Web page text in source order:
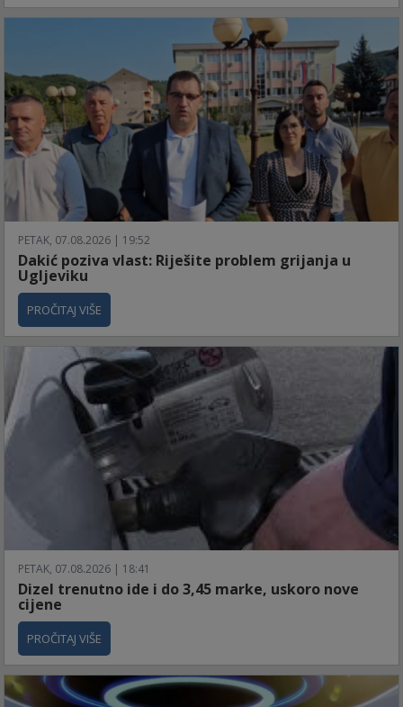
PETAK, 07.08.2026 | 19:52
Dakić poziva vlast: Riješite problem grijanja u
Ugljeviku
PROČITAJ VIŠE
PETAK, 07.08.2026 | 18:41
Dizel trenutno ide i do 3,45 marke, uskoro nove
cijene
PROČITAJ VIŠE